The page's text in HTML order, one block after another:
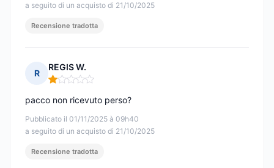
a seguito di un acquisto di 21/10/2025
Recensione tradotta
R
REGIS W.
Nota: 1 su 5
Pubblicato il 01/11/2025 à 09h40
a seguito di un acquisto di 21/10/2025
pacco non ricevuto perso?
Recensione tradotta